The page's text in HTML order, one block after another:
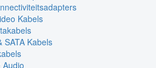
Kabels
SATA Kabels
Audio